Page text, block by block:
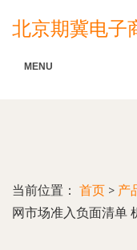
北京期冀电子
MENU
当前位置： 首页 > 产
网市场准入负面清单